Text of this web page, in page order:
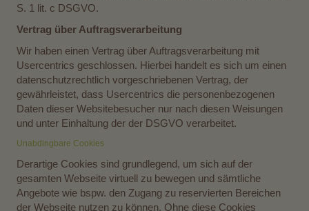
S. 1 lit. c DSGVO.
Vertrag über Auftragsverarbeitung
Wir haben einen Vertrag über Auftragsverarbeitung mit
Usercentrics geschlossen. Hierbei handelt es sich um einen
datenschutzrechtlich vorgeschriebenen Vertrag, der
gewährleistet, dass Usercentrics die personenbezogenen
Daten dieser Websitebesucher nur nach diesen Weisungen
und unter Einhaltung der der DSGVO verarbeitet.
Unabdingbare Cookies
Derartige Cookies sind grundlegend, um sich auf der
gesamten Webseite virtuell zu bewegen und sämtliche
Angebote wie bspw. den Zugang zu reservierten Bereichen
der Webseite nutzen zu können. Ohne diese Cookies